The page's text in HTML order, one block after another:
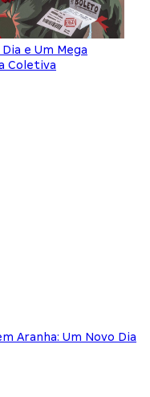
e Um Mega
Coletiva
Aranha: Um Novo Dia